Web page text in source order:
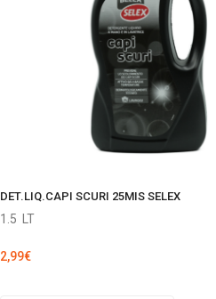
DET.LIQ.CAPI SCURI 25MIS SELEX
1.5 LT
2,99€